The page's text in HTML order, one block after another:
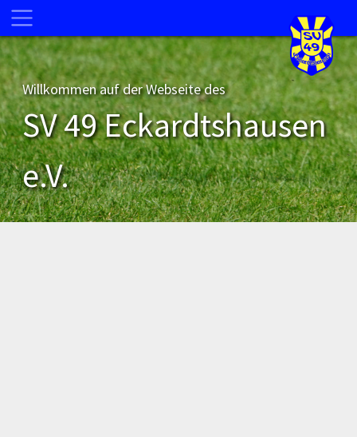
Willkommen auf der Webseite des
SV 49 Eckardtshausen
e.V.